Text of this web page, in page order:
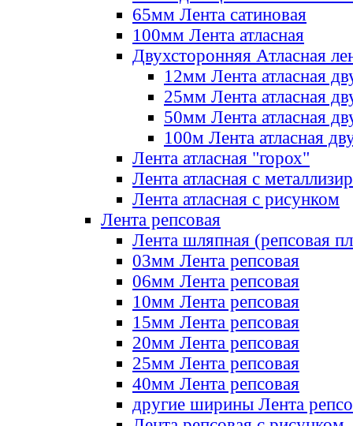
65мм Лента сатиновая
100мм Лента атласная
Двухсторонняя Атласная
12мм Лента атласная
25мм Лента атласная
50мм Лента атласная
100м Лента атласная
Лента атласная "горох"
Лента атласная с
Лента атласная с рисунком
Лента репсовая
Лента шляпная (репсовая
03мм Лента репсовая
06мм Лента репсовая
10мм Лента репсовая
15мм Лента репсовая
20мм Лента репсовая
25мм Лента репсовая
40мм Лента репсовая
другие ширины Лента